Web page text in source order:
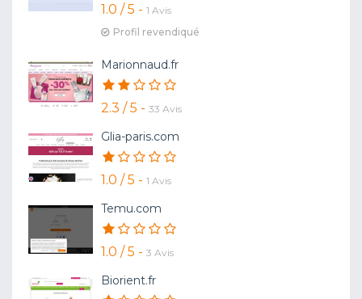
1.0 / 5 - 1 Avis
Profil revendiqué
Marionnaud.fr
2.3 / 5 - 33 Avis
Glia-paris.com
1.0 / 5 - 1 Avis
Temu.com
1.0 / 5 - 3 Avis
Biorient.fr